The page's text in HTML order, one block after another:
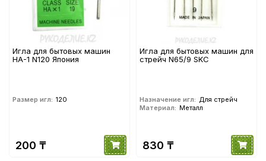
Игла для бытовых машин
HA-1 N120 Япония
Размер игл: 120
200 ₸
Игла для бытовых машин для
стрейч N65/9 SKC
Назначение игл: Для стрейч
Материал: Металл
830 ₸